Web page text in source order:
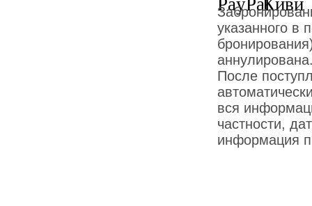
указанного в
После
вся
частности,
информация